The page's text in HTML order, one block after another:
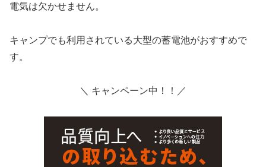
電気は欠かせません。
キャンプでも利用されている大型の蓄電池がおすすめで
す。
＼ キャンペーン中！！／